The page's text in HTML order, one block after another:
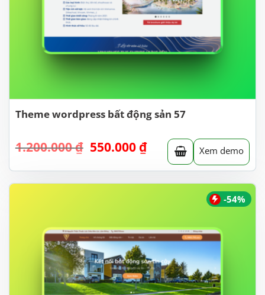
Theme wordpress bất động sản 57
1.200.000₫ Giá
là:
1.200.000 ₫.
550.000 ₫Giá
hiện
tại
là:
Xem demo
-54%